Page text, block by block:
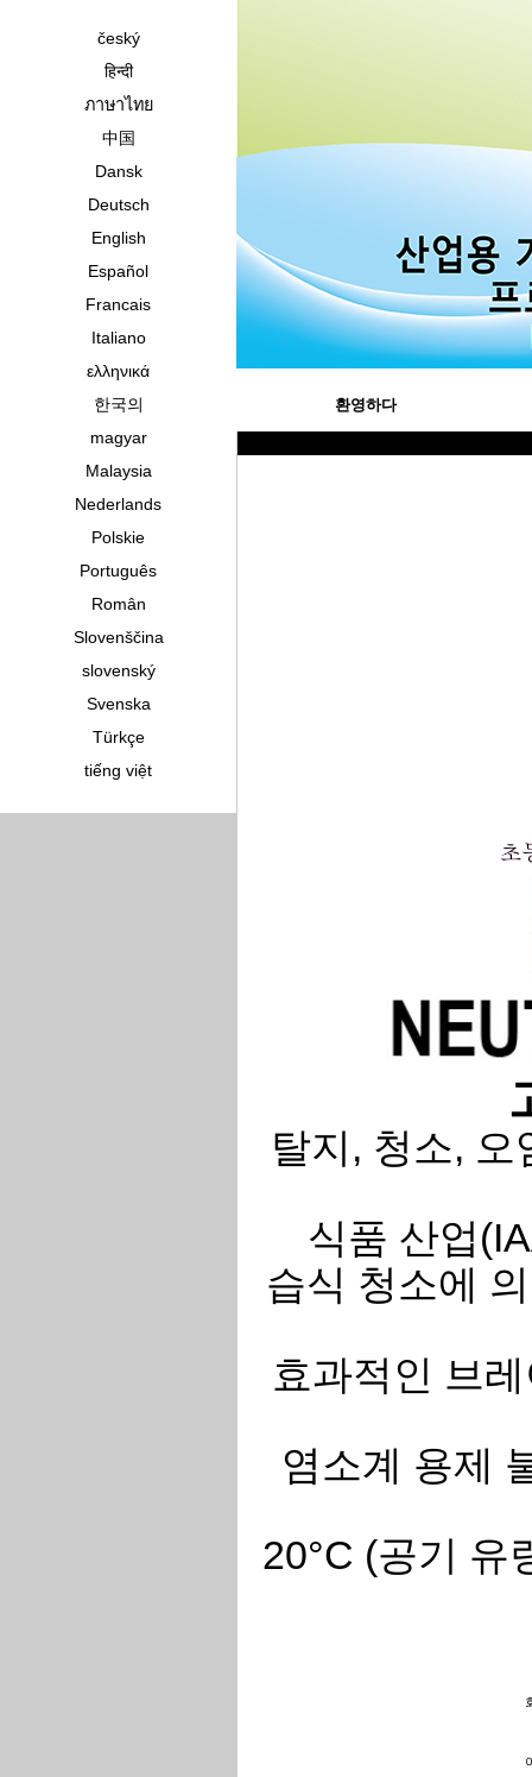
český
हिन्दी
ภาษาไทย
中国
Dansk
Deutsch
English
Español
Francais
Italiano
ελληνικά
한국의
magyar
Malaysia
Nederlands
Polskie
Português
Român
Slovenščina
slovenský
Svenska
Türkçe
tiếng việt
환영하다
탈지, 청소,
식품 산업
습식 청소에
효과적인 브
염소계 용제
20°C (공기 유